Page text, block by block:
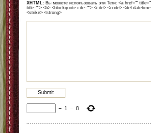
XHTML: Вы можете использовать эти Теги: <a href=""
title=""> <b> <blockquote cite=""> <cite> <code> <del
<strike> <strong>
− 1 = 8